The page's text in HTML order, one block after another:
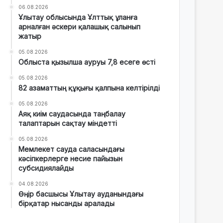
06.08.2026
Ұлытау облысында Ұлттық ұланға
арналған әскери қалашық салынып
жатыр
05.08.2026
Облыста қызылша ауруы 7,8 есеге өсті
05.08.2026
82 азаматтың құқығы қалпына келтірілді
05.08.2026
Аяқ киім саудасында таңбалау
талаптарын сақтау міндетті
05.08.2026
Мемлекет сауда саласындағы
кәсіпкерлерге несие пайызын
субсидиялайды
04.08.2026
Өңір басшысы Ұлытау ауданындағы
бірқатар нысанды аралады